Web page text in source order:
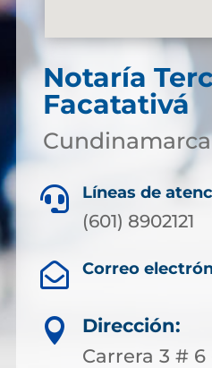
Notaría
Facatativá
Cundinamarca
 Líneas de
(601) 8902121
 Correo

Dirección:
Carrera 3 #